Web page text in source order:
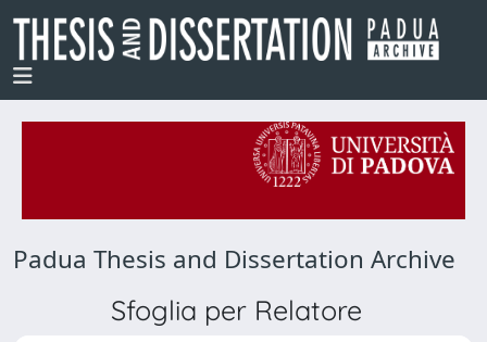
Padua Thesis and Dissertation Archive
Sfoglia per Relatore